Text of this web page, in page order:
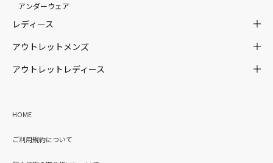
アンダーウェア
レディース
アウトレットメンズ
アウトレットレディース
HOME
ご利用規約について